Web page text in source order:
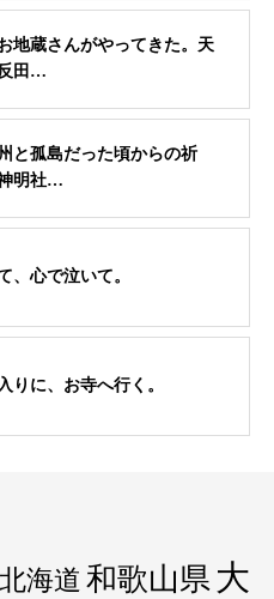
地蔵さんがやってきた。天
田…
と孤島だった頃からの祈
明社…
、心で泣いて。
りに、お寺へ行く。
北海道 和歌山県 大